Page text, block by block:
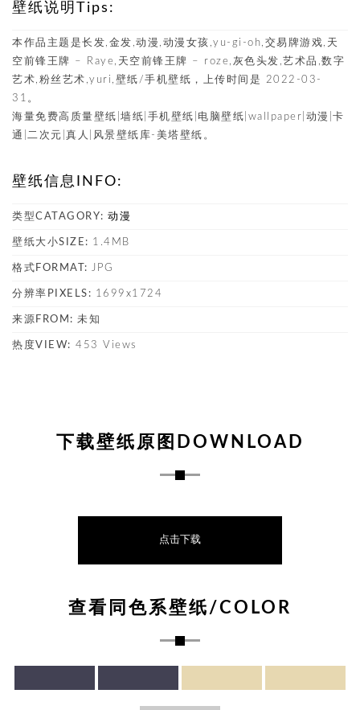
壁纸说明Tips:
本作品主题是长发,金发,动漫,动漫女孩,yu-gi-oh,交易牌游戏,天
空前锋王牌 – Raye,天空前锋王牌 – roze,灰色头发,艺术品,数字
艺术,粉丝艺术,yuri,壁纸/手机壁纸，上传时间是 2022-03-
31。
海量免费高质量壁纸|墙纸|手机壁纸|电脑壁纸|wallpaper|动漫|卡
通|二次元|真人|风景壁纸库-美塔壁纸。
壁纸信息INFO:
类型CATAGORY: 动漫
壁纸大小SIZE: 1.4MB
格式FORMAT: JPG
分辨率PIXELS: 1699x1724
来源FROM: 未知
热度VIEW: 453 Views
下载壁纸原图DOWNLOAD
点击下载
查看同色系壁纸/COLOR